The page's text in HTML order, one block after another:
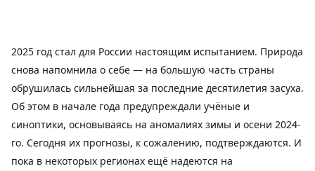
2025 год стал для России настоящим испытанием. Природа
снова напомнила о себе — на большую часть страны
обрушилась сильнейшая за последние десятилетия засуха.
Об этом в начале года предупреждали учёные и
синоптики, основываясь на аномалиях зимы и осени 2024-
го. Сегодня их прогнозы, к сожалению, подтверждаются. И
пока в некоторых регионах ещё надеются на